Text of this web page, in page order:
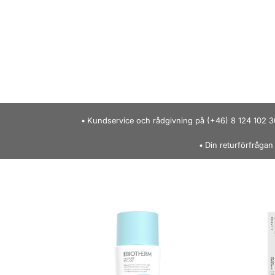
Kundservice och rådgivning på (+46) 8 124 102
Din returförfrågan